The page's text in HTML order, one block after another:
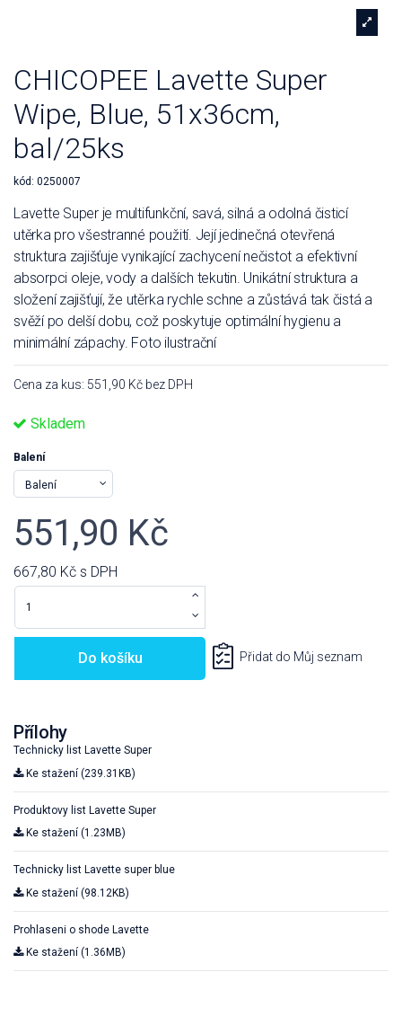
CHICOPEE Lavette Super
Wipe, Blue, 51x36cm,
bal/25ks
kód: 0250007
Lavette Super je multifunkční, savá, silná a odolná čisticí
utěrka pro všestranné použití. Její jedinečná otevřená
struktura zajišťuje vynikající zachycení nečistot a efektivní
absorpci oleje, vody a dalších tekutin. Unikátní struktura a
složení zajišťují, že utěrka rychle schne a zůstává tak čistá a
svěží po delší dobu, což poskytuje optimální hygienu a
minimální zápachy. Foto ilustrační
Cena za kus: 551,90 Kč bez DPH
Skladem
Balení
551,90 Kč
667,80 Kč s DPH
Do košíku Přidat do Můj seznam
Přílohy
Technicky list Lavette Super
Ke stažení (239.31KB)
Produktovy list Lavette Super
Ke stažení (1.23MB)
Technicky list Lavette super blue
Ke stažení (98.12KB)
Prohlaseni o shode Lavette
Ke stažení (1.36MB)